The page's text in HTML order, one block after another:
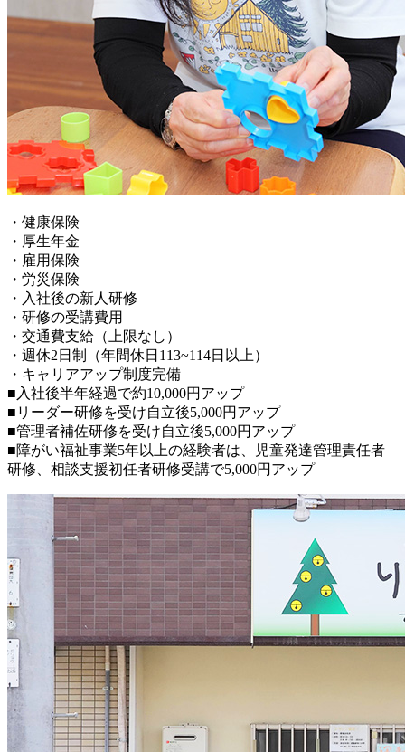
・健康保険
・厚生年金
・雇用保険
・労災保険
・入社後の新人研修
・研修の受講費用
・交通費支給（上限なし）
・週休2日制（年間休日113~114日以上）
・キャリアアップ制度完備
■入社後半年経過で約10,000円アップ
■リーダー研修を受け自立後5,000円アップ
■管理者補佐研修を受け自立後5,000円アップ
■障がい福祉事業5年以上の経験者は、児童発達管理責任者
研修、相談支援初任者研修受講で5,000円アップ